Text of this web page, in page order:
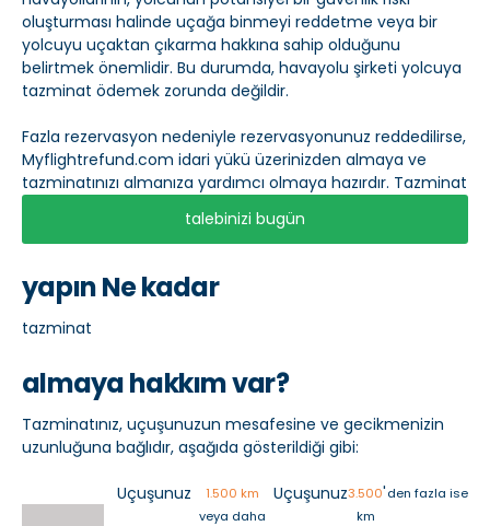
oluşturması halinde uçağa binmeyi reddetme veya bir
yolcuyu uçaktan çıkarma hakkına sahip olduğunu
belirtmek önemlidir. Bu durumda, havayolu şirketi yolcuya
tazminat ödemek zorunda değildir.
Fazla rezervasyon nedeniyle rezervasyonunuz reddedilirse,
Myflightrefund.com idari yükü üzerinizden almaya ve
tazminatınızı almanıza yardımcı olmaya hazırdır. Tazminat
talebinizi bugün
yapın Ne kadar
tazminat
almaya hakkım var?
Tazminatınız, uçuşunuzun mesafesine ve gecikmenizin
uzunluğuna bağlıdır, aşağıda gösterildiği gibi:
Uçuşunuz
1.500 km
veya daha
Uçuşunuz3.500
km
'den fazla ise